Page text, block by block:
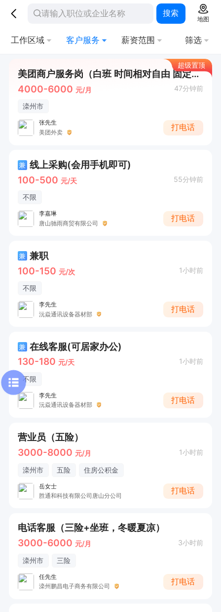
搜索
地图
工作区域 客户服务 薪资范围 筛选
超级置顶
美团商户服务岗（白班 时间相对自由 固定商圈）
4000-6000 元/月 47分钟前
滦州市
张先生
美团外卖
打电话
兼 线上采购(会用手机即可)
100-500 元/天 55分钟前
不限
李嘉琳
唐山驰雨商贸有限公司
打电话
兼 兼职
100-150 元/次 1小时前
不限
李先生
沅焱通讯设备器材部
打电话
兼 在线客服(可居家办公)
130-180 元/天 1小时前
不限
李先生
沅焱通讯设备器材部
打电话
营业员（五险）
3000-8000 元/月 1小时前
滦州市 五险 住房公积金
岳女士
胜通和科技有限公司唐山分公司
打电话
电话客服（三险+坐班，冬暖夏凉）
3000-6000 元/月 3小时前
滦州市 三险
任先生
滦州鹏昌电子商务有限公司
打电话